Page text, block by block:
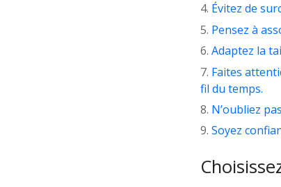
Évitez de
Pensez à
Adaptez la
Faites
fil du temps.
N’oubliez
Soyez